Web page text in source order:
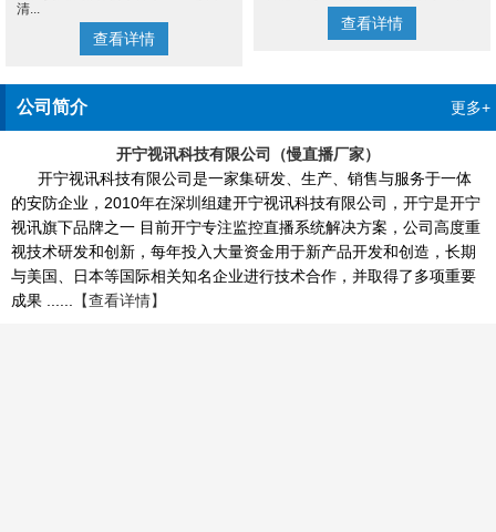
清...
查看详情
查看详情
公司简介 更多+
开宁视讯科技有限公司（慢直播厂家）
开宁视讯科技有限公司是一家集研发、生产、销售与服务于一体
的安防企业，2010年在深圳组建开宁视讯科技有限公司，开宁是开宁
视讯旗下品牌之一 目前开宁专注监控直播系统解决方案，公司高度重
视技术研发和创新，每年投入大量资金用于新产品开发和创造，长期
与美国、日本等国际相关知名企业进行技术合作，并取得了多项重要
成果 ......
【查看详情】